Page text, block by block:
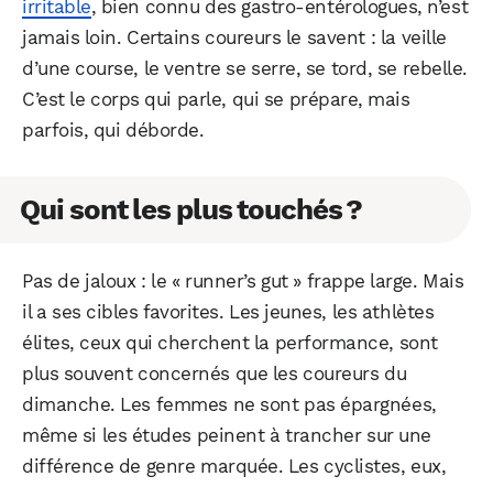
irritable, bien connu des gastro-entérologues, n’est
jamais loin. Certains coureurs le savent : la veille
d’une course, le ventre se serre, se tord, se rebelle.
C’est le corps qui parle, qui se prépare, mais
parfois, qui déborde.
Qui sont les plus touchés ?
Pas de jaloux : le « runner’s gut » frappe large. Mais
il a ses cibles favorites. Les jeunes, les athlètes
élites, ceux qui cherchent la performance, sont
plus souvent concernés que les coureurs du
dimanche. Les femmes ne sont pas épargnées,
même si les études peinent à trancher sur une
différence de genre marquée. Les cyclistes, eux,